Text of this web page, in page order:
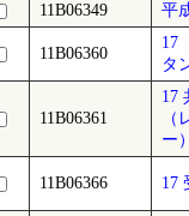
11B06349
平
11B06360
17
タ
11B06361
17
ー
11B06366 17